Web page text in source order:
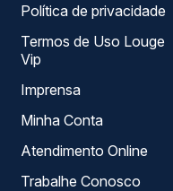
Política de privacidade
Termos de Uso Louge
Vip
Imprensa
Minha Conta
Atendimento Online
Trabalhe Conosco